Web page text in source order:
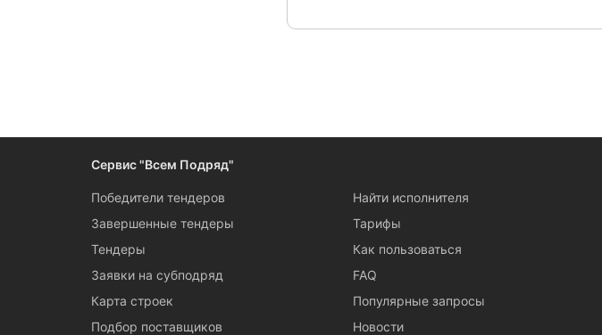
Сервис "Всем Подряд"
Победители тендеров
Завершенные тендеры
Тендеры
Заявки на субподряд
Карта строек
Подбор поставщиков
Найти исполнителя
Тарифы
Как пользоваться
FAQ
Популярные запросы
Новости